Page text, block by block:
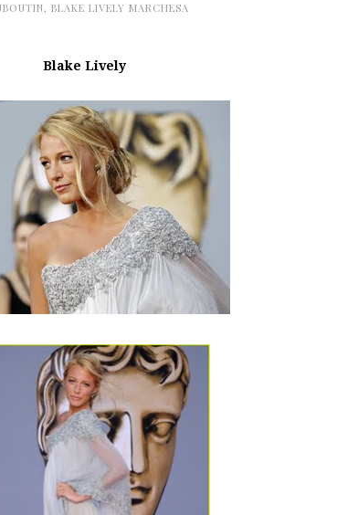
, BLAKE LIVELY MARCHESA
Blake Lively